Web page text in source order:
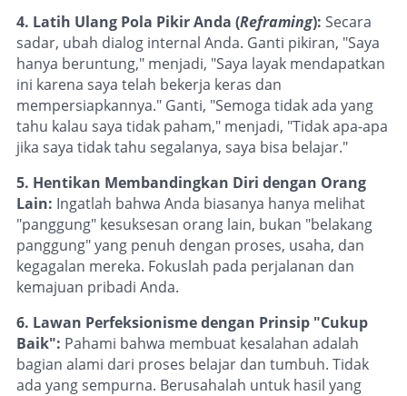
4. Latih Ulang Pola Pikir Anda (Reframing): Secara
sadar, ubah dialog internal Anda. Ganti pikiran, "Saya
hanya beruntung," menjadi, "Saya layak mendapatkan
ini karena saya telah bekerja keras dan
mempersiapkannya." Ganti, "Semoga tidak ada yang
tahu kalau saya tidak paham," menjadi, "Tidak apa-apa
jika saya tidak tahu segalanya, saya bisa belajar."
5. Hentikan Membandingkan Diri dengan Orang
Lain: Ingatlah bahwa Anda biasanya hanya melihat
"panggung" kesuksesan orang lain, bukan "belakang
panggung" yang penuh dengan proses, usaha, dan
kegagalan mereka. Fokuslah pada perjalanan dan
kemajuan pribadi Anda.
6. Lawan Perfeksionisme dengan Prinsip "Cukup
Baik": Pahami bahwa membuat kesalahan adalah
bagian alami dari proses belajar dan tumbuh. Tidak
ada yang sempurna. Berusahalah untuk hasil yang